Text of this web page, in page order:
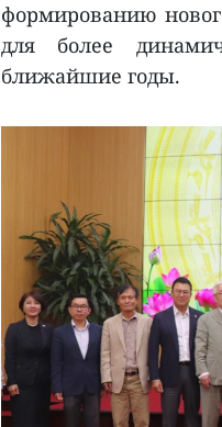
формированию
для более
ближайшие годы.